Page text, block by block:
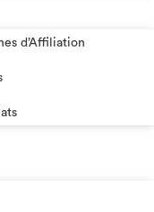
d’Affiliation​